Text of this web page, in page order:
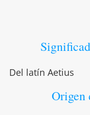
Del latín Aetius
Origen